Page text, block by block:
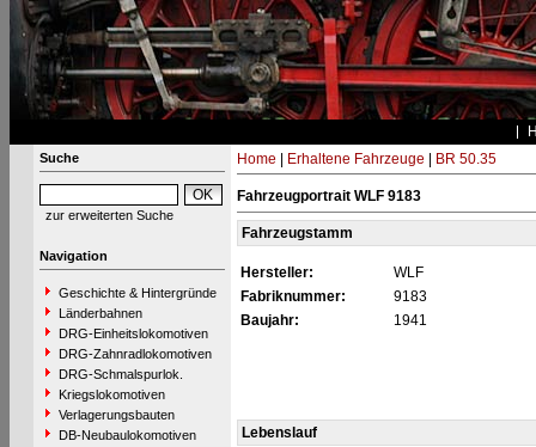
Suche
zur erweiterten Suche
Navigation
Geschichte & Hintergründe
Länderbahnen
DRG-Einheitslokomotiven
DRG-Zahnradlokomotiven
DRG-Schmalspurlok.
Kriegslokomotiven
Verlagerungsbauten
DB-Neubaulokomotiven
Home Erhaltene Fahrzeuge BR 50.35
Fahrzeugportrait WLF 9183
Fahrzeugstamm
Hersteller:
WLF
Fabriknummer:
9183
Baujahr:
1941
Lebenslauf